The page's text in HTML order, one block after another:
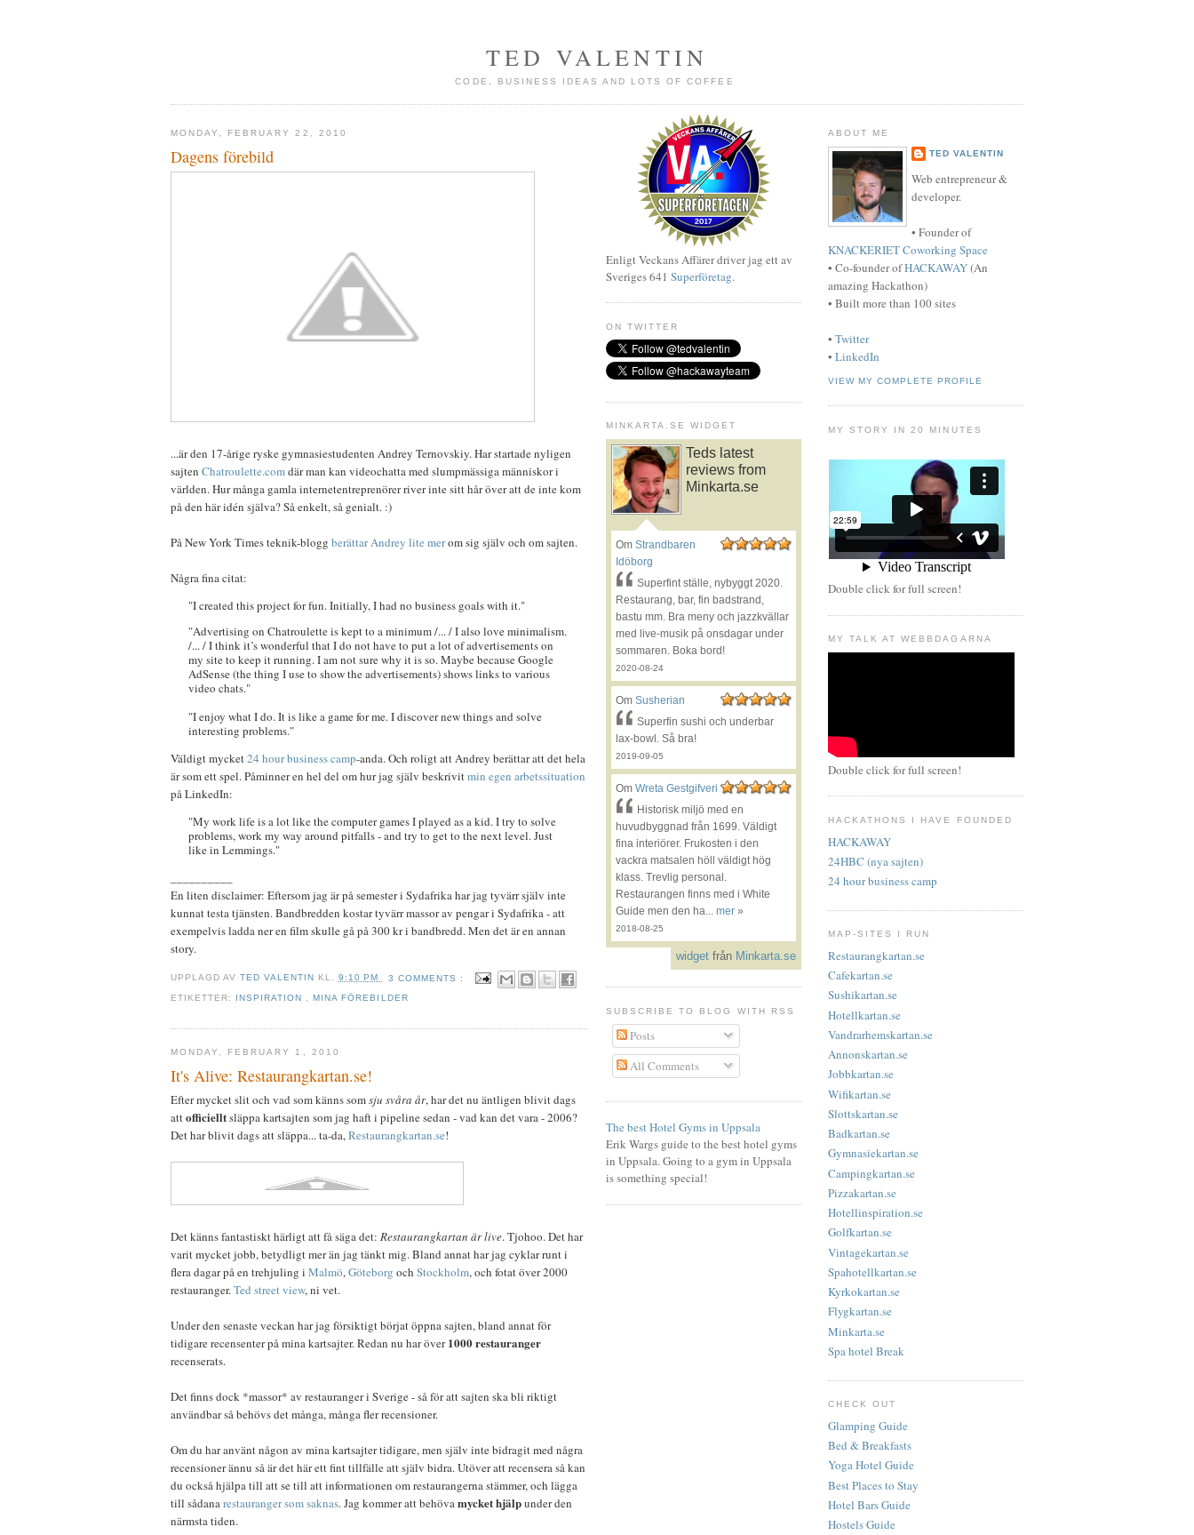
TED VALENTIN
CODE, BUSINESS IDEAS AND LOTS OF COFFEE
MONDAY, FEBRUARY 22, 2010
Dagens förebild
...är den 17-årige ryske gymnasiestudenten Andrey Ternovskiy. Har startade nyligen
sajten Chatroulette.comdär man kan videochatta med slumpmässiga människor i
världen. Hur många gamla internetentreprenörer river inte sitt hår över att de inte kom
på den här idén själva? Så enkelt, så genialt. :)
På New York Times teknik-blogg berättar Andrey lite merom sig själv och om sajten.
Några fina citat:
"I created this project for fun. Initially, I had no business goals with it."
"Advertising on Chatroulette is kept to a minimum /... / I also love minimalism.
/... / I think it’s wonderful that I do not have to put a lot of advertisements on
my site to keep it running. I am not sure why it is so. Maybe because Google
AdSense (the thing I use to show the advertisements) shows links to various
video chats."
"I enjoy what I do. It is like a game for me. I discover new things and solve
interesting problems."
Väldigt mycket24 hour business camp-anda. Och roligt att Andrey berättar att det hela
är som ett spel. Påminner en hel del om hur jag själv beskrivitmin egen arbetssituation
på LinkedIn:
"My work life is a lot like the computer games I played as a kid. I try to solve
problems, work my way around pitfalls - and try to get to the next level. Just
like in Lemmings."
En liten disclaimer: Eftersom jag är på semester i Sydafrika har jag tyvärr själv inte
kunnat testa tjänsten. Bandbredden kostar tyvärr massor av pengar i Sydafrika - att
exempelvis ladda ner en film skulle gå på 300 kr i bandbredd. Men det är en annan
story.
UPPLAGD AVTED VALENTIN KL.9:10 PM
3 COMMENTS :
ETIKETTER: INSPIRATION ,MINA FÖREBILDER
MONDAY, FEBRUARY 1, 2010
It's Alive: Restaurangkartan.se!
Efter mycket slit och vad som känns somsju svåra år, har det nu äntligen blivit dags
attofficielltsläppa kartsajten som jag haft i pipeline sedan - vad kan det vara - 2006?
Det har blivit dags att släppa... ta-da,Restaurangkartan.se!
Det känns fantastiskt härligt att få säga det: Restaurangkartan är live. Tjohoo. Det har
varit mycket jobb, betydligt mer än jag tänkt mig. Bland annat har jag cyklar runt i
flera dagar på en trehjuling i Malmö,Göteborg och Stockholm, och fotat över 2000
restauranger.Ted street view, ni vet.
Under den senaste veckan har jag försiktigt börjat öppna sajten, bland annat för
tidigare recensenter på mina kartsajter. Redan nu har över1000 restauranger
recenserats.
Det finns dock *massor* av restauranger i Sverige - så för att sajten ska bli riktigt
användbar så behövs det många, många fler recensioner.
Om du har använt någon av mina kartsajter tidigare, men själv inte bidragit med några
recensioner ännu så är det här ett fint tillfälle att själv bidra. Utöver att recensera så kan
du också hjälpa till att se till att informationen om restaurangerna stämmer, och lägga
till sådanarestauranger som saknas. Jag kommer att behövamycket hjälpunder den
närmsta tiden.
ABOUT ME
TED VALENTIN
Web entrepreneur &
developer.
• Founder of
KNACKERIET Coworking Space
• Co-founder ofHACKAWAY(An
amazing Hackathon)
• Built more than 100 sites
• Twitter
• LinkedIn
VIEW MY COMPLETE PROFILE
MY STORY IN 20 MINUTES
Double click for full screen!
MY TALK AT WEBBDAGARNA
Double click for full screen!
HACKATHONS I HAVE FOUNDED
HACKAWAY
24HBC (nya sajten)
24 hour business camp
MAP-SITES I RUN
Restaurangkartan.se
Cafekartan.se
Sushikartan.se
Hotellkartan.se
Vandrarhemskartan.se
Annonskartan.se
Jobbkartan.se
Wifikartan.se
Slottskartan.se
Badkartan.se
Gymnasiekartan.se
Campingkartan.se
Pizzakartan.se
Hotellinspiration.se
Golfkartan.se
Vintagekartan.se
Spahotellkartan.se
Kyrkokartan.se
Flygkartan.se
Minkarta.se
Spa hotel Break
CHECK OUT
Glamping Guide
Bed & Breakfasts
Yoga Hotel Guide
Best Places to Stay
Hotel Bars Guide
Hostels Guide
Enligt Veckans Affärer driver jag ett av
Sveriges 641 Superföretag.
ON TWITTER
MINKARTA.SE WIDGET
Teds latest
reviews from
Minkarta.se
Om Strandbaren
Idöborg
Superfint ställe, nybyggt 2020.
Restaurang, bar, fin badstrand,
bastu mm. Bra meny och jazzkvällar
med live-musik på onsdagar under
sommaren. Boka bord!
2020-08-24
Om Susherian
Superfin sushi och underbar
lax-bowl. Så bra!
2019-09-05
Om Wreta Gestgifveri
Historisk miljö med en
huvudbyggnad från 1699. Väldigt
fina interiörer. Frukosten i den
vackra matsalen höll väldigt hög
klass. Trevlig personal.
Restaurangen finns med i White
Guide men den ha... mer »
2018-08-25
widget från Minkarta.se
SUBSCRIBE TO BLOG WITH RSS
Posts
All Comments
The best Hotel Gyms in Uppsala
Erik Wargs guide to the best hotel gyms
in Uppsala. Going to a gym in Uppsala
is something special!